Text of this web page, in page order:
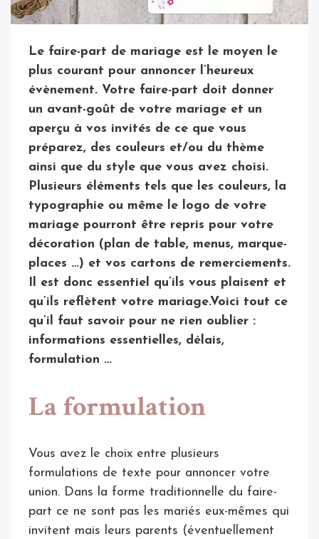
Le faire-part de mariage est le moyen le
plus courant pour annoncer l’heureux
évènement. Votre faire-part doit donner
un avant-goût de votre mariage et un
aperçu à vos invités de ce que vous
préparez, des couleurs et/ou du thème
ainsi que du style que vous avez choisi.
Plusieurs éléments tels que les couleurs, la
typographie ou même le logo de votre
mariage pourront être repris pour votre
décoration (plan de table, menus, marque-
places …) et vos cartons de remerciements.
Il est donc essentiel qu’ils vous plaisent et
qu’ils reflètent votre mariage.Voici tout ce
qu’il faut savoir pour ne rien oublier :
informations essentielles, délais,
formulation …
La formulation
Vous avez le choix entre plusieurs
formulations de texte pour annoncer votre
union. Dans la forme traditionnelle du faire-
part ce ne sont pas les mariés eux-mêmes qui
invitent mais leurs parents (éventuellement